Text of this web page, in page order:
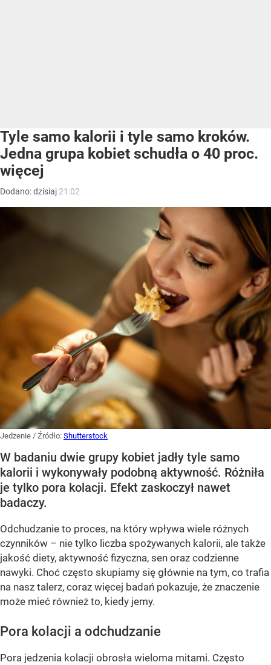
Tyle samo kalorii i tyle samo kroków.
Jedna grupa kobiet schudła o 40 proc.
więcej
Dodano:dzisiaj 21:02
Jedzenie / Źródło: Shutterstock
W badaniu dwie grupy kobiet jadły tyle samo
kalorii i wykonywały podobną aktywność. Różniła
je tylko pora kolacji. Efekt zaskoczył nawet
badaczy.
Odchudzanie to proces, na który wpływa wiele różnych
czynników – nie tylko liczba spożywanych kalorii, ale także
jakość diety, aktywność fizyczna, sen oraz codzienne
nawyki. Choć często skupiamy się głównie na tym, co trafia
na nasz talerz, coraz więcej badań pokazuje, że znaczenie
może mieć również to, kiedy jemy.
Pora kolacji a odchudzanie
Pora jedzenia kolacji obrosła wieloma mitami. Często